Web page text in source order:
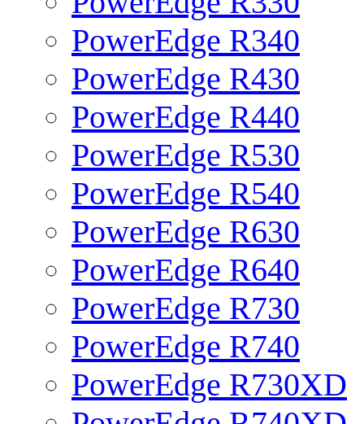
PowerEdge R340
PowerEdge R430
PowerEdge R440
PowerEdge R530
PowerEdge R540
PowerEdge R630
PowerEdge R640
PowerEdge R730
PowerEdge R740
PowerEdge R730XD